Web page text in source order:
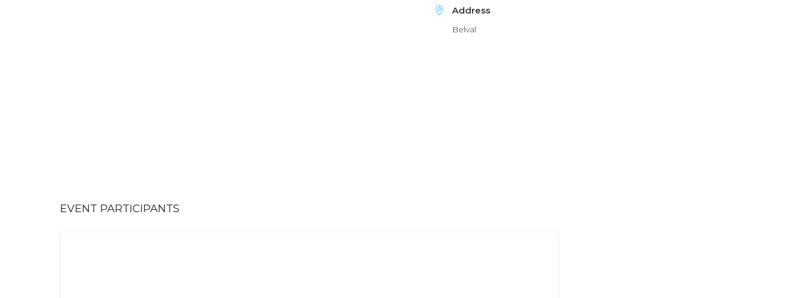
Address
Belval
EVENT PARTICIPANTS